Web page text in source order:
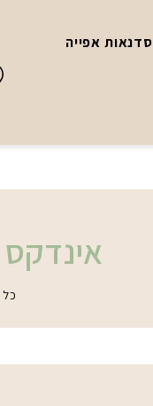
סדנאות אפייה